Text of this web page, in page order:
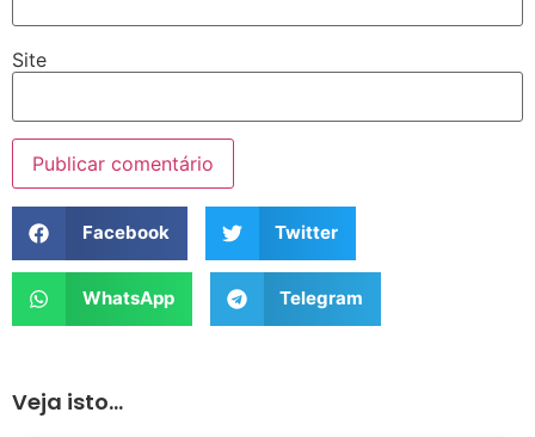
Site
Facebook Twitter
WhatsApp Telegram
Veja isto...